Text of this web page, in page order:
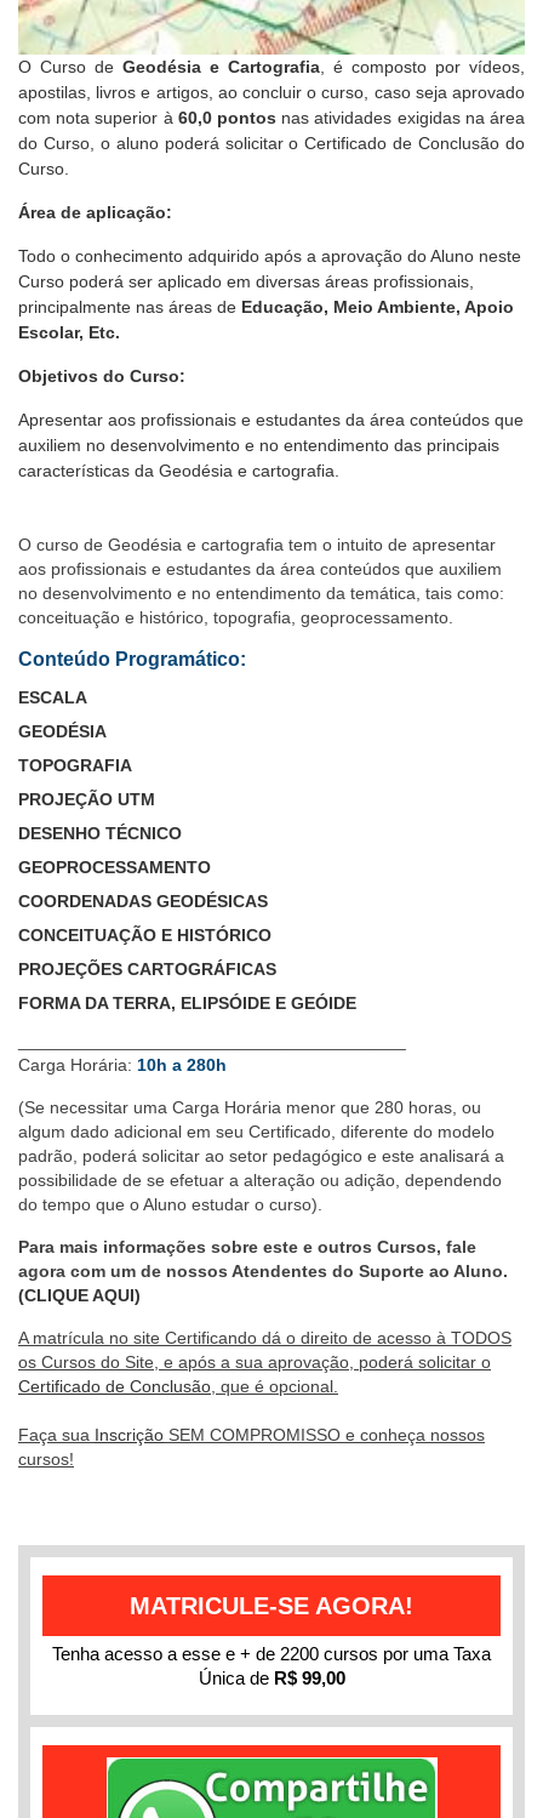
O Curso de Geodésia e Cartografia , é composto por vídeos,
apostilas, livros e artigos, ao concluir o curso, caso seja aprovado
com nota superior à 60,0 pontos nas atividades exigidas na área
do Curso, o aluno poderá solicitar oCertificado de Conclusão do
Curso
Área de aplicação:
Todo o conhecimento adquirido após a aprovação do Aluno neste
Curso poderá ser aplicado em diversas áreas profissionais,
principalmente nas áreas de Educação, Meio Ambiente, Apoio
Escolar, Etc.
Objetivos do Curso:
Apresentar aos profissionais e estudantes da área conteúdos que
auxiliem no desenvolvimento e no entendimento das principais
características da Geodésia e cartografia.
O curso de Geodésia e cartografia tem o intuito de apresentar
aos profissionais e estudantes da área conteúdos que auxiliem
no desenvolvimento e no entendimento da temática, tais como:
conceituação e histórico, topografia, geoprocessamento.
Conteúdo Programático:
ESCALA
GEODÉSIA
TOPOGRAFIA
PROJEÇÃO UTM
DESENHO TÉCNICO
GEOPROCESSAMENTO
COORDENADAS GEODÉSICAS
CONCEITUAÇÃO E HISTÓRICO
PROJEÇÕES CARTOGRÁFICAS
FORMA DA TERRA, ELIPSÓIDE E GEÓIDE
Carga Horária: 10h a 280h
(Se necessitar uma Carga Horária menor que 280 horas, ou
algum dado adicional em seu Certificado, diferente do modelo
padrão, poderá solicitar ao setor pedagógico e este analisará a
possibilidade de se efetuar a alteração ou adição, dependendo
do tempo que o Aluno estudar o curso).
Para mais informações sobre este e outros Cursos, fale
agora com um de nossos Atendentes do Suporte ao Aluno.
(CLIQUE AQUI)
A matrícula no site Certificando dá o direito de acesso à TODOS
os Cursos do Site, e após a sua aprovação, poderá solicitar o
Certificado de Conclusão , que é opcional.
Faça sua Inscrição SEM COMPROMISSO e conheça nossos
cursos!
MATRICULE-SE AGORA!
Tenha acesso a esse e + de 2200 cursos por uma Taxa
Única de R$ 99,00